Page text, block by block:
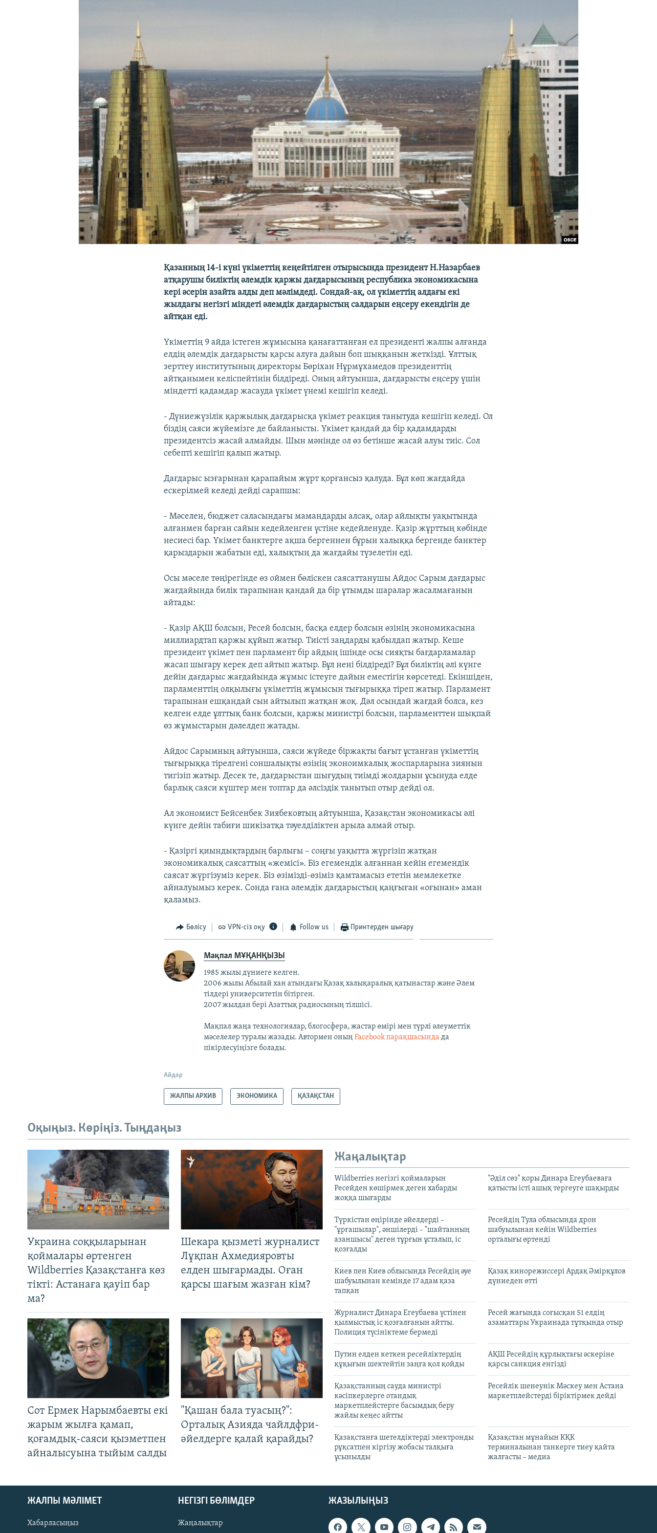
Қазанның 14-і күні үкіметтің кеңейтілген отырысында президент Н.Назарбаев
атқарушы биліктің әлемдік қаржы дағдарысының республика экономикасына
кері әсерін азайта алды деп мәлімдеді. Сондай-ақ, ол үкіметтің алдағы екі
жылдағы негізгі міндеті әлемдік дағдарыстың салдарын еңсеру екендігін де
айтқан еді.
Үкіметтің 9 айда істеген жұмысына қанағаттанған ел президенті жалпы алғанда
елдің әлемдік дағдарысты қарсы алуға дайын боп шыққанын жеткізді. Ұлттық
зерттеу институтының директоры Бөріхан Нұрмұхамедов президенттің
айтқанымен келіспейтінін білдіреді. Оның айтуынша, дағдарысты еңсеру үшін
міндетті қадамдар жасауда үкімет үнемі кешігіп келеді.
- Дүниежүзілік қаржылық дағдарысқа үкімет реакция танытуда кешігіп келеді. Ол
біздің саяси жүйемізге де байланысты. Үкімет қандай да бір қадамдарды
президентсіз жасай алмайды. Шын мәнінде ол өз бетінше жасай алуы тиіс. Сол
себепті кешігіп қалып жатыр.
Дағдарыс ызғарынан қарапайым жұрт қорғансыз қалуда. Бұл көп жағдайда
ескерілмей келеді дейді сарапшы:
- Мәселен, бюджет саласындағы мамандарды алсақ, олар айлықты уақытында
алғанмен барған сайын кедейленген үстіне кедейленуде. Қазір жұрттың көбінде
несиесі бар. Үкімет банктерге ақша бергеннен бұрын халыққа бергенде банктер
қарыздарын жабатын еді, халықтың да жағдайы түзелетін еді.
Осы мәселе төңірегінде өз оймен бөліскен саясаттанушы Айдос Сарым дағдарыс
жағдайында билік тарапынан қандай да бір ұтымды шаралар жасалмағанын
айтады:
- Қазір АҚШ болсын, Ресей болсын, басқа елдер болсын өзінің экономикасына
миллиардтап қаржы құйып жатыр. Тиісті заңдарды қабылдап жатыр. Кеше
президент үкімет пен парламент бір айдың ішінде осы сияқты бағдарламалар
жасап шығару керек деп айтып жатыр. Бұл нені білдіреді? Бұл биліктің әлі күнге
дейін дағдарыс жағдайында жұмыс істеуге дайын еместігін көрсетеді. Екіншіден,
парламенттің олқылығы үкіметтің жұмысын тығырыққа тіреп жатыр. Парламент
тарапынан ешқандай сын айтылып жатқан жоқ. Дәл осындай жағдай болса, кез
келген елде ұлттық банк болсын, қаржы министрі болсын, парламенттен шықпай
өз жұмыстарын дәлелдеп жатады.
Айдос Сарымның айтуынша, саяси жүйеде біржақты бағыт ұстанған үкіметтің
тығырыққа тірелгені соншалықты өзінің эконоимкалық жоспарларына зиянын
тигізіп жатыр. Десек те, дағдарыстан шығудың тиімді жолдарын ұсынуда елде
барлық саяси күштер мен топтар да әлсіздік танытып отыр дейді ол.
Ал экономист Бейсенбек Зиябековтың айтуынша, Қазақстан экономикасы әлі
күнге дейін табиғи шикізатқа тәуелділіктен арыла алмай отыр.
- Қазіргі қиындықтардың барлығы – соңғы уақытта жүргізіп жатқан
экономикалық саясаттың «жемісі». Біз егемендік алғаннан кейін егемендік
саясат жүргізуміз керек. Біз өзімізді-өзіміз қамтамасыз ететін мемлекетке
айналуымыз керек. Сонда ғана әлемдік дағдарыстың қаңғыған «оғынан» аман
қаламыз.
Бөлісу VPN-сіз оқу Follow us Принтерден шығару
Мақпал МҰҚАНҚЫЗЫ
1985 жылы дүниеге келген.
2006 жылы Абылай хан атындағы Қазақ халықаралық қатынастар және Әлем
тілдері университетін бітірген.
2007 жылдан бері Азаттық радиосының тілшісі.
Мақпал жаңа технологиялар, блогосфера, жастар өмірі мен түрлі әлеуметтік
мәселелер туралы жазады. Автормен оныңFacebook парақшасында да
пікірлесуіңізге болады.
Айдар
ЖАЛПЫ АРХИВ ЭКОНОМИКА ҚАЗАҚСТАН
Оқыңыз. Көріңіз. Тыңдаңыз
Украина соққыларынан
қоймалары өртенген
Wildberries Қазақстанға көз
тікті: Астанаға қауіп бар
ма?
Шекара қызметі журналист
Лұқпан Ахмедияровты
елден шығармады. Оған
қарсы шағым жазған кім?
Сот Ермек Нарымбаевты екі
жарым жылға қамап,
қоғамдық-саяси қызметпен
айналысуына тыйым салды
"Қашан бала туасың?":
Орталық Азияда чайлдфри-
әйелдерге қалай қарайды?
Жаңалықтар
Wildberries негізгі қоймаларын
Ресейден көшірмек деген хабарды
жоққа шығарды
"Әділ сөз" қоры Динара Егеубаеваға
қатысты істі ашық тергеуге шақырды
Түркістан өңірінде әйелдерді –
"ұрғашылар", әншілерді – "шайтанның
азаншысы" деген тұрғын ұсталып, іс
қозғалды
Ресейдің Тула облысында дрон
шабуылынан кейін Wildberries
орталығы өртенді
Киев пен Киев облысында Ресейдің әуе
шабуылынан кемінде 17 адам қаза
тапқан
Қазақ кинорежиссері Ардақ Әмірқұлов
дүниеден өтті
Журналист Динара Егеубаева үстінен
қылмыстық іс қозғалғанын айтты.
Полиция түсініктеме бермеді
Ресей жағында соғысқан 51 елдің
азаматтары Украинада тұтқында отыр
Путин елден кеткен ресейліктердің
құқығын шектейтін заңға қол қойды
АҚШ Ресейдің құрлықтағы әскеріне
қарсы санкция енгізді
Қазақстанның сауда министрі
кәсіпкерлерге отандық
маркетплейстерге басымдық беру
жайлы кеңес айтты
Ресейлік шенеунік Мәскеу мен Астана
маркетплейстерді біріктірмек дейді
Қазақстанға шетелдіктерді электронды
рұқсатпен кіргізу жобасы талқыға
ұсынылды
Қазақстан мұнайын КҚК
терминалынан танкерге тиеу қайта
жалғасты – медиа
ЖАЗЫЛЫҢЫЗ
ЖАЛПЫ МӘЛІМЕТ
Хабарласыңыз
НЕГІЗГІ БӨЛІМДЕР
Жаңалықтар